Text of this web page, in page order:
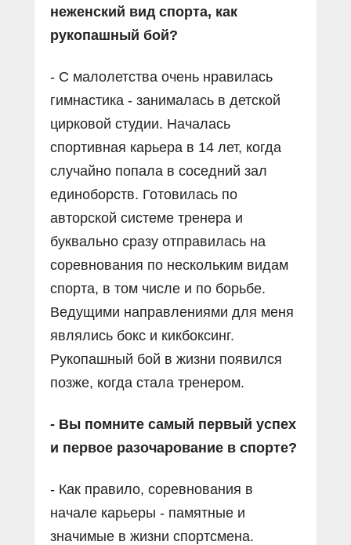
неженский вид спорта, как
рукопашный бой?
- С малолетства очень нравилась
гимнастика - занималась в детской
цирковой студии. Началась
спортивная карьера в 14 лет, когда
случайно попала в соседний зал
единоборств. Готовилась по
авторской системе тренера и
буквально сразу отправилась на
соревнования по нескольким видам
спорта, в том числе и по борьбе.
Ведущими направлениями для меня
являлись бокс и кикбоксинг.
Рукопашный бой в жизни появился
позже, когда стала тренером.
- Вы помните самый первый успех
и первое разочарование в спорте?
- Как правило, соревнования в
начале карьеры - памятные и
значимые в жизни спортсмена.